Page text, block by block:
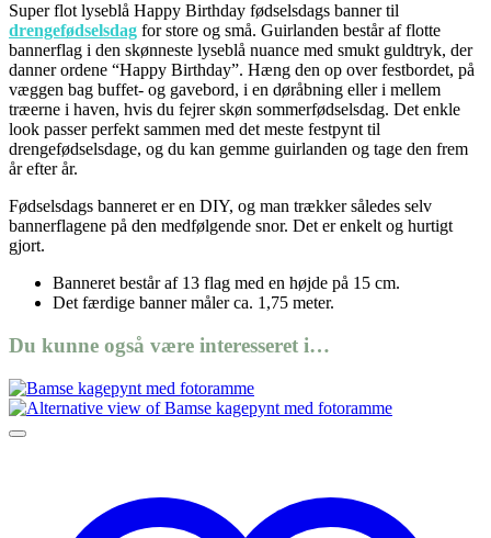
Super flot lyseblå Happy Birthday fødselsdags banner til
drengefødselsdag for store og små. Guirlanden består af flotte
bannerflag i den skønneste lyseblå nuance med smukt guldtryk, der
danner ordene “Happy Birthday”. Hæng den op over festbordet, på
væggen bag buffet- og gavebord, i en døråbning eller i mellem
træerne i haven, hvis du fejrer skøn sommerfødselsdag. Det enkle
look passer perfekt sammen med det meste festpynt til
drengefødselsdage, og du kan gemme guirlanden og tage den frem
år efter år.
Fødselsdags banneret er en DIY, og man trækker således selv
bannerflagene på den medfølgende snor. Det er enkelt og hurtigt
gjort.
Banneret består af 13 flag med en højde på 15 cm.
Det færdige banner måler ca. 1,75 meter.
Du kunne også være interesseret i…